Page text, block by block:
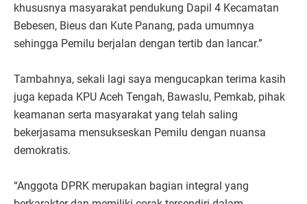
khususnya masyarakat pendukung Dapil 4 Kecamatan
Bebesen, Bieus dan Kute Panang, pada umumnya
sehingga Pemilu berjalan dengan tertib dan lancar.”
Tambahnya, sekali lagi saya mengucapkan terima kasih
juga kepada KPU Aceh Tengah, Bawaslu, Pemkab, pihak
keamanan serta masyarakat yang telah saling
bekerjasama mensukseskan Pemilu dengan nuansa
demokratis.
“Anggota DPRK merupakan bagian integral yang